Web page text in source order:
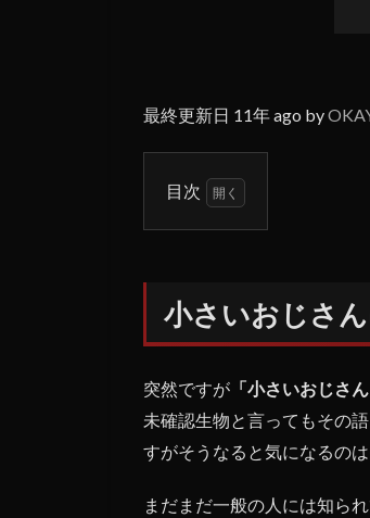
最終更新日 11年 ago by
目次
お
じ
ん
ま
つ
る
小さいおじさ
突然ですが 「小さいおじさん
未確認生物と言ってもその
すがそうなると気になるのは
まだまだ一般の人には知ら